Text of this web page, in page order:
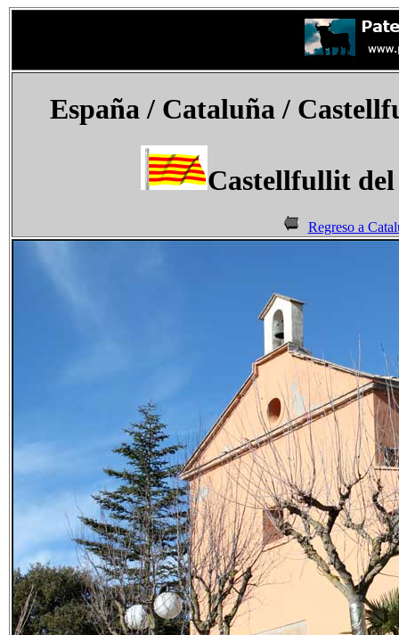
España/ Cataluña /
Castellfullit
Regreso a